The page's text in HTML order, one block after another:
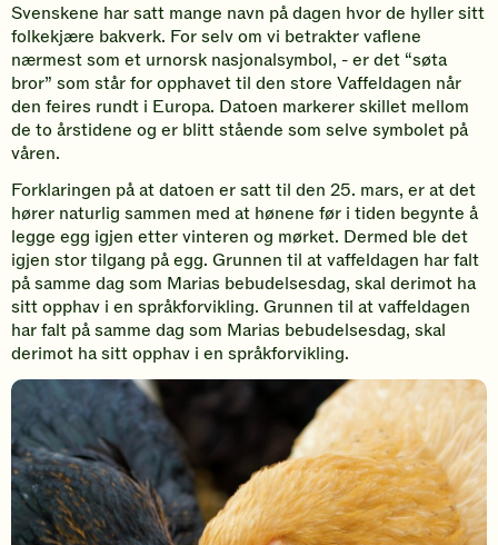
Svenskene har satt mange navn på dagen hvor de hyller sitt
folkekjære bakverk. For selv om vi betrakter vaflene
nærmest som et urnorsk nasjonalsymbol, - er det “søta
bror” som står for opphavet til den store Vaffeldagen når
den feires rundt i Europa. Datoen markerer skillet mellom
de to årstidene og er blitt stående som selve symbolet på
våren.
Forklaringen på at datoen er satt til den 25. mars, er at det
hører naturlig sammen med at hønene før i tiden begynte å
legge egg igjen etter vinteren og mørket. Dermed ble det
igjen stor tilgang på egg. Grunnen til at vaffeldagen har falt
på samme dag som Marias bebudelsesdag, skal derimot ha
sitt opphav i en språkforvikling. Grunnen til at vaffeldagen
har falt på samme dag som Marias bebudelsesdag, skal
derimot ha sitt opphav i en språkforvikling.